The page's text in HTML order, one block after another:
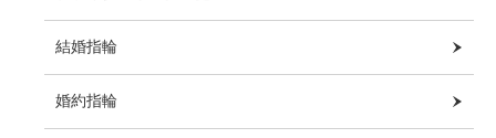
結婚指輪
婚約指輪